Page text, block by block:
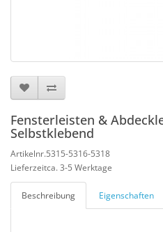
Fensterleisten &
Selbstklebend
Artikelnr.5315-5316-5318
Lieferzeitca. 3-5 Werktage
Beschreibung Eigenschaften